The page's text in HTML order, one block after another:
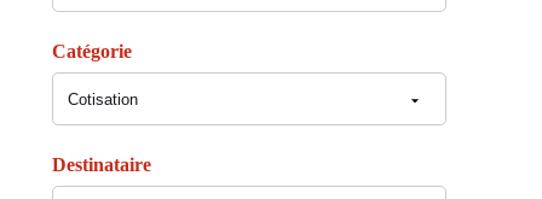
Catégorie
Destinataire